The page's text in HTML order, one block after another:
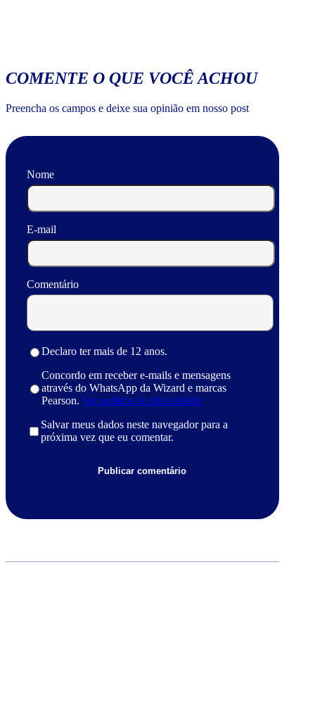
COMENTE O QUE VOCÊ ACHOU
Preencha os campos e deixe sua opinião em nosso post
Nome
E-mail
Comentário
Declaro ter mais de 12 anos.
Concordo em receber e-mails e mensagens
através do WhatsApp da Wizard e marcas
Pearson. Ver política de privacidade.
Salvar meus dados neste navegador para a
próxima vez que eu comentar.